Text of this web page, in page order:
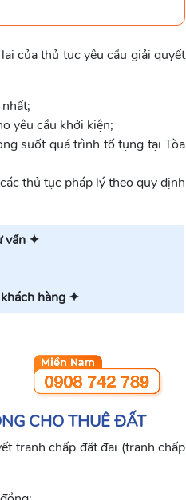
của thủ tục yêu cầu giải quyết
yêu cầu khởi kiện;
suốt quá trình tố tụng tại Tòa
thủ tục pháp lý theo quy định
vấn ✦
hàng ✦
CHO THUÊ ĐẤT
tranh chấp đất đai (tranh chấp